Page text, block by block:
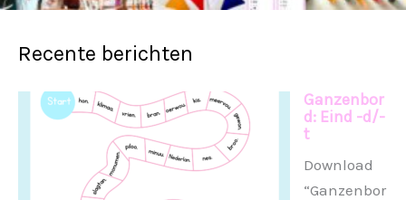
Recente berichten
Ganzenbor
d: Eind -d/-
t
Download
“Ganzenbor